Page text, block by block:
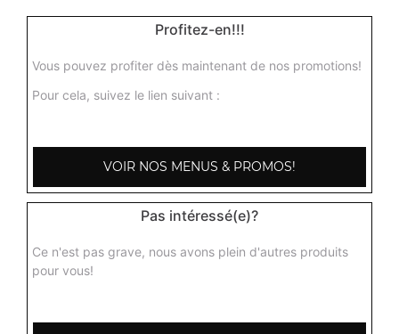
103, Avenue Robert Buron
QUARTIERS PROCHES
Profitez-en!!!
Vous pouvez profiter dès maintenant de nos promotions!
Pour cela, suivez le lien suivant :
VOIR NOS MENUS & PROMOS!
Pas intéressé(e)?
Ce n'est pas grave, nous avons plein d'autres produits
pour vous!